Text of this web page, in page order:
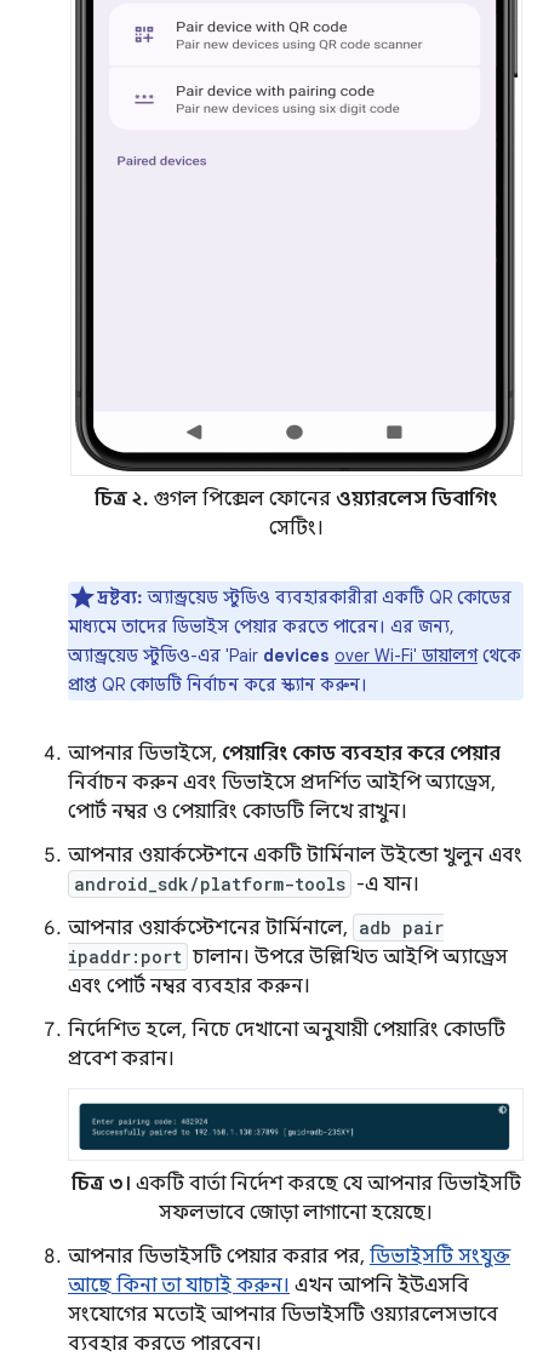
চিত্র ২. গুগল পিক্সেল ফোনের ওয়্যারলেস ডিবাগিং
সেটিং।
দ্রষ্টব্য: অ্যান্ড্রয়েড স্টুডিও ব্যবহারকারীরা একটি QR কোডের
মাধ্যমে তাদের ডিভাইস পেয়ার করতে পারেন। এর জন্য,
অ্যান্ড্রয়েড স্টুডিও-এর 'Pair devices over Wi-Fi' ডায়ালগথেকে
প্রাপ্ত QR কোডটি নির্বাচন করে স্ক্যান করুন।
আপনার ডিভাইসে, পেয়ারিং কোড ব্যবহার করে পেয়ার
নির্বাচন করুন এবং ডিভাইসে প্রদর্শিত আইপি অ্যাড্রেস,
পোর্ট নম্বর ও পেয়ারিং কোডটি লিখে রাখুন।
আপনার ওয়ার্কস্টেশনে একটি টার্মিনাল উইন্ডো খুলুন এবং
android_sdk/platform-tools -এ যান।
আপনার ওয়ার্কস্টেশনের টার্মিনালে, adb pair
ipaddr:port চালান। উপরে উল্লিখিত আইপি অ্যাড্রেস
এবং পোর্ট নম্বর ব্যবহার করুন।
নির্দেশিত হলে, নিচে দেখানো অনুযায়ী পেয়ারিং কোডটি
প্রবেশ করান।
চিত্র ৩। একটি বার্তা নির্দেশ করছে যে আপনার ডিভাইসটি
সফলভাবে জোড়া লাগানো হয়েছে।
আপনার ডিভাইসটি পেয়ার করার পর, ডিভাইসটি সংযুক্ত
আছে কিনা তা যাচাই করুন। এখন আপনি ইউএসবি
সংযোগের মতোই আপনার ডিভাইসটি ওয়্যারলেসভাবে
ব্যবহার করতে পারবেন।